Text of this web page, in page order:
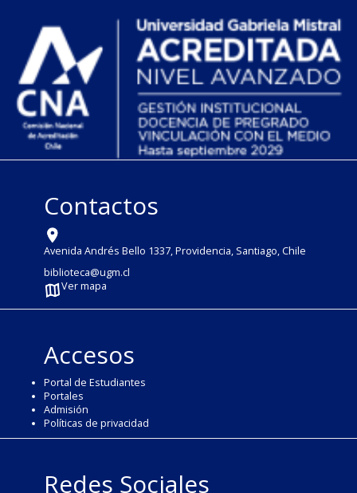
Contactos
Avenida Andrés Bello 1337, Providencia, Santiago, Chile
biblioteca@ugm.cl
Ver mapa
Accesos
Portal de Estudiantes
Portales
Admisión
Políticas de privacidad
Redes Sociales